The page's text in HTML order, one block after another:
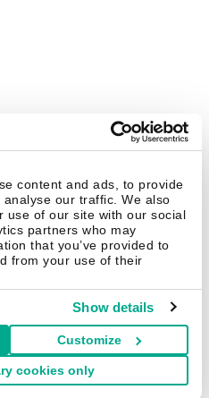
content and ads, to provide
our traffic. We also
use of our site with our social
partners who may
that you’ve provided to
from your use of their
Show details
Customize
cookies only
Politique de confidentialité
Blog Communiqués de presse
de Kaspersky